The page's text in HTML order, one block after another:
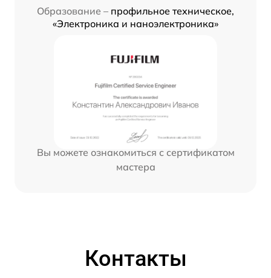
Образование – профильное техническое,
«Электроника и наноэлектроника»
Вы можете ознакомиться с сертификатом
мастера
Контакты